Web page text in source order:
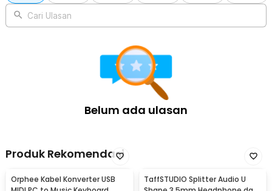
Cari Ulasan
Belum ada ulasan
Produk Rekomendasi
Orphee Kabel Konverter USB
TaffSTUDIO Splitter Audio U